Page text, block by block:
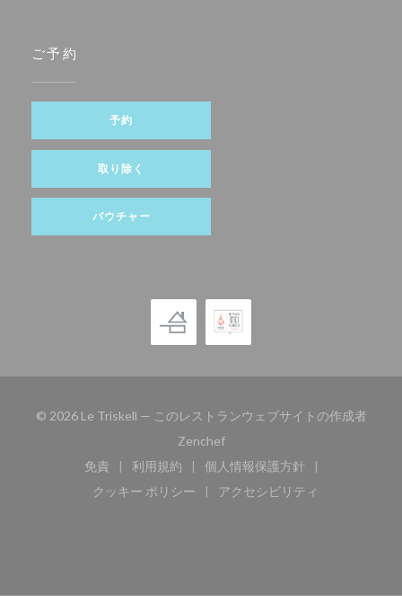
ご予約
予約
取り除く
バウチャー
© 2026 Le Triskell — このレストランウェブサイトの作成者
Zenchef((新しいウィンドウで開きます))
免責
((新しいウィンドウで開きます))
利用規約
((新しいウィンドウで開きます))
個人情報保護方針
((新しいウィンドウで開
クッキー ポリシー
((新しいウィンドウで開きます))
アクセシビリティ
((新しいウィンドウで